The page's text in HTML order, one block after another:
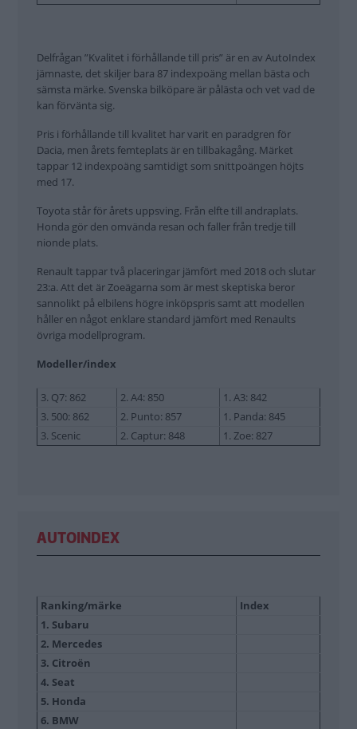
Delfrågan ”Kvalitet i förhållande till pris” är en av AutoIndex
jämnaste, det skiljer bara 87 indexpoäng mellan bästa och
sämsta märke. Svenska bilköpare är pålästa och vet vad de
kan förvänta sig.
Pris i förhållande till kvalitet har varit en paradgren för
Dacia, men årets femteplats är en tillbakagång. Märket
tappar 12 indexpoäng samtidigt som snittpoängen höjts
med 17.
Toyota står för årets uppsving. Från elfte till andraplats.
Honda gör den omvända resan och faller från tredje till
nionde plats.
Renault tappar två placeringar jämfört med 2018 och slutar
23:a. Att det är Zoeägarna som är mest skeptiska beror
sannolikt på elbilens högre inköpspris samt att modellen
håller en något enklare standard jämfört med Renaults
övriga modellprogram.
Modeller/index
3. Q7: 862 2. A4: 850
1. A3: 842
3. 500: 862
2. Punto: 857
1. Panda: 845
3. Scenic
2. Captur: 848 1. Zoe: 827
AUTOINDEX
Ranking/märke
Index
1. Subaru
2. Mercedes
3. Citroën
4. Seat
5. Honda
6. BMW